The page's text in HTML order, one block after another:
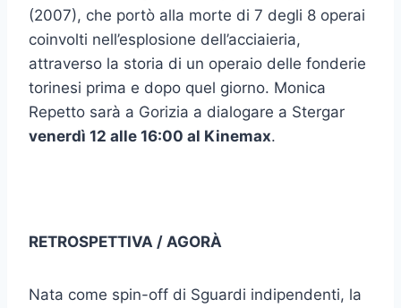
(2007), che portò alla morte di 7 degli 8 operai
coinvolti nell’esplosione dell’acciaieria,
attraverso la storia di un operaio delle fonderie
torinesi prima e dopo quel giorno. Monica
Repetto sarà a Gorizia a dialogare a Stergar
venerdì 12 alle 16:00 al Kinemax.
RETROSPETTIVA / AGORÀ
Nata come spin-off di Sguardi indipendenti, la